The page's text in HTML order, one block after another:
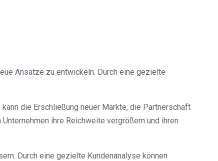
Ansätze zu entwickeln. Durch eine gezielte
die Erschließung neuer Märkte, die Partnerschaft
ihre Reichweite vergrößern und ihren
Durch eine gezielte Kundenanalyse können